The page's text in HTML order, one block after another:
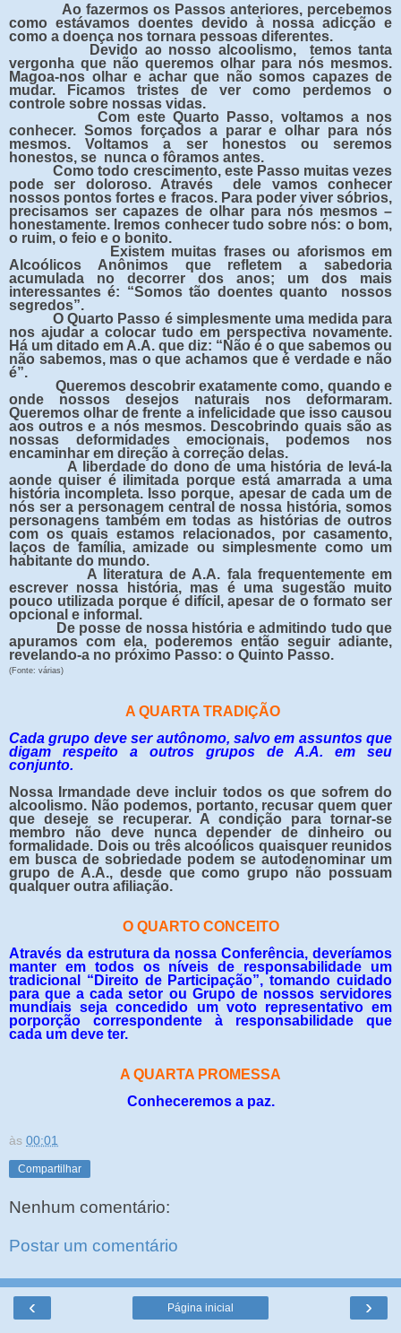
Ao fazermos os Passos anteriores, percebemos
como estávamos doentes devido à nossa adicção e
como a doença nos tornara pessoas diferentes.
Devido ao nosso alcoolismo, temos tanta
vergonha que não queremos olhar para nós mesmos.
Magoa-nos olhar e achar que não somos capazes de
mudar. Ficamos tristes de ver como perdemos o
controle sobre nossas vidas.
Com este Quarto Passo, voltamos a nos
conhecer. Somos forçados a parar e olhar para nós
mesmos. Voltamos a ser honestos ou seremos
honestos, se nunca o fôramos antes.
Como todo crescimento, este Passo muitas vezes
pode ser doloroso. Através dele vamos conhecer
nossos pontos fortes e fracos. Para poder viver sóbrios,
precisamos ser capazes de olhar para nós mesmos –
honestamente. Iremos conhecer tudo sobre nós: o bom,
o ruim, o feio e o bonito.
Existem muitas frases ou aforismos em
Alcoólicos Anônimos que refletem a sabedoria
acumulada no decorrer dos anos; um dos mais
interessantes é: “Somos tão doentes quanto nossos
segredos”.
O Quarto Passo é simplesmente uma medida para
nos ajudar a colocar tudo em perspectiva novamente.
Há um ditado em A.A. que diz: “Não é o que sabemos ou
não sabemos, mas o que achamos que é verdade e não
é”.
Queremos descobrir exatamente como, quando e
onde nossos desejos naturais nos deformaram.
Queremos olhar de frente a infelicidade que isso causou
aos outros e a nós mesmos. Descobrindo quais são as
nossas deformidades emocionais, podemos nos
encaminhar em direção à correção delas.
A liberdade do dono de uma história de levá-la
aonde quiser é ilimitada porque está amarrada a uma
história incompleta. Isso porque, apesar de cada um de
nós ser a personagem central de nossa história, somos
personagens também em todas as histórias de outros
com os quais estamos relacionados, por casamento,
laços de família, amizade ou simplesmente como um
habitante do mundo.
A literatura de A.A. fala frequentemente em
escrever nossa história, mas é uma sugestão muito
pouco utilizada porque é difícil, apesar de o formato ser
opcional e informal.
De posse de nossa história e admitindo tudo que
apuramos com ela, poderemos então seguir adiante,
revelando-a no próximo Passo: o Quinto Passo.
(Fonte: várias)
A QUARTA TRADIÇÃO
Cada grupo deve ser autônomo, salvo em assuntos que
digam respeito a outros grupos de A.A. em seu
conjunto.
Nossa Irmandade deve incluir todos os que sofrem do
alcoolismo. Não podemos, portanto, recusar quem quer
que deseje se recuperar. A condição para tornar-se
membro não deve nunca depender de dinheiro ou
formalidade. Dois ou três alcoólicos quaisquer reunidos
em busca de sobriedade podem se autodenominar um
grupo de A.A., desde que como grupo não possuam
qualquer outra afiliação.
O QUARTO CONCEITO
Através da estrutura da nossa Conferência, deveríamos
manter em todos os níveis de responsabilidade um
tradicional “Direito de Participação”, tomando cuidado
para que a cada setor ou Grupo de nossos servidores
mundiais seja concedido um voto representativo em
porporção correspondente à responsabilidade que
cada um deve ter.
A QUARTA PROMESSA
Conheceremos a paz.
às 00:01
Compartilhar
Nenhum comentário:
Postar um comentário
‹ ›
Página inicial